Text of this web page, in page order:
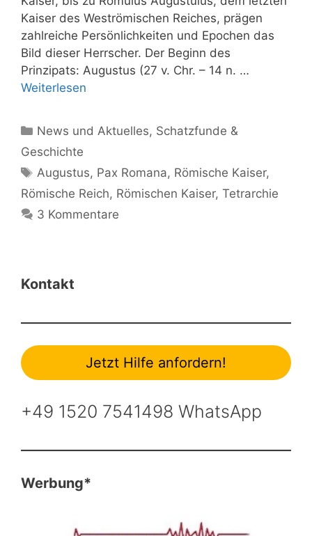
Kaiser des Weströmischen Reiches, prägen
zahlreiche Persönlichkeiten und Epochen das
Bild dieser Herrscher. Der Beginn des
Prinzipats: Augustus (27 v. Chr. – 14 n. …
Weiterlesen
Kategorien
News und Aktuelles, Schatzfunde &
Geschichte
Schlagwörter
Augustus, Pax Romana, Römische Kaiser,
Römische Reich, Römischen Kaiser, Tetrarchie
3 Kommentare
Kontakt
Jetzt Hilfe anfordern!
+49 1520 7541498 WhatsApp
Werbung*